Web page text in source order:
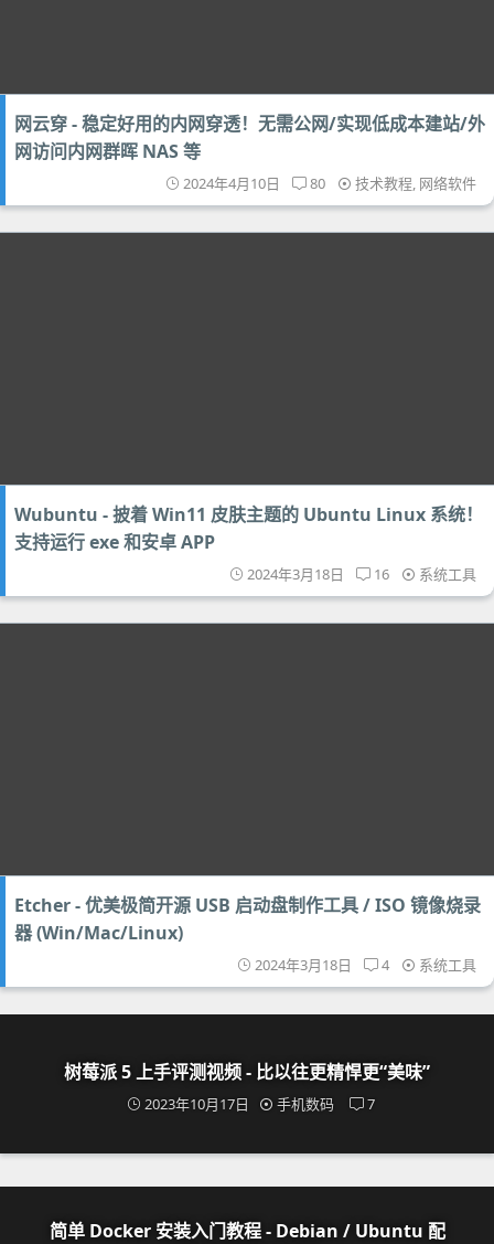
网云穿 - 稳定好用的内网穿透！无需公网/实现低成本建站/外
网访问内网群晖 NAS 等
2024年4月10日 80 技术教程, 网络软件
Wubuntu - 披着 Win11 皮肤主题的 Ubuntu Linux 系统！
支持运行 exe 和安卓 APP
2024年3月18日 16 系统工具
Etcher - 优美极简开源 USB 启动盘制作工具 / ISO 镜像烧录
器 (Win/Mac/Linux)
2024年3月18日 4 系统工具
树莓派 5 上手评测视频 - 比以往更精悍更“美味”
2023年10月17日 手机数码 7
简单 Docker 安装入门教程 - Debian / Ubuntu 配